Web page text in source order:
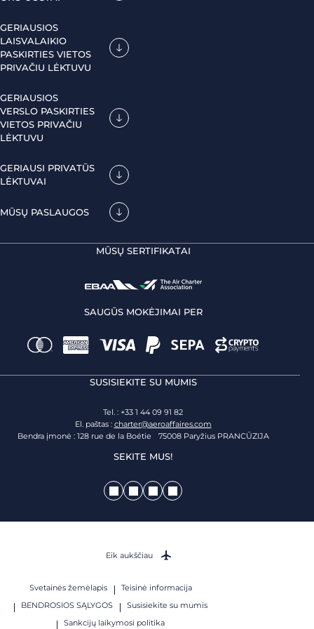
GERIAUSIOS
LAISVALAIKIO
PASKIRTIES VIETOS
PRIVAČIU LĖKTUVU
GERIAUSIOS
VERSLO PASKIRTIES
VIETOS PRIVAČIU
LĖKTUVU
GERIAUSI PRIVATŪS
LĖKTUVAI
MŪSŲ PASLAUGOS
MŪSŲ SERTIFIKATAI
SAUGŪS MOKĖJIMAI PER
SUSISIEKITE SU MUMIS
Tel. : +33 1 44 09 91 82
El. paštas : charter@aeroaffaires.com
Bendra įmonė : 128 rue de la Boétie 75008 Paryžius PRANCŪZIJA
SEKITE MUS!
Svetainės žemėlapis
Teisinė informacija
BENDROSIOS SĄLYGOS
Susisiekite su mumis
Sankcijų laikymosi politika
Eik aukščiau